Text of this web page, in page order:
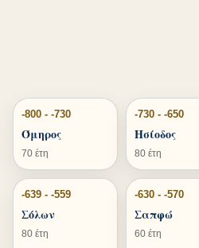
-800 - -730
Όμηρος
70 έτη
-730 - -650
Ησίοδος
80 έτη
-639 - -559
Σόλων
80 έτη
-630 - -570
Σαπφώ
60 έτη